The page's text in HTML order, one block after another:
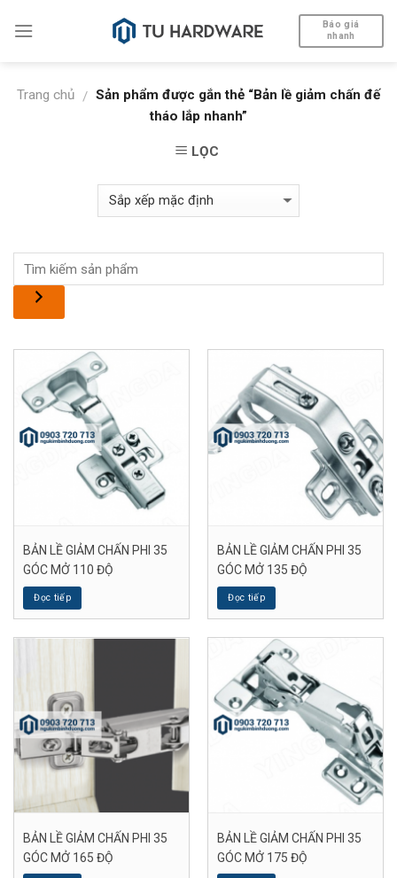
Báo giá
nhanh
Trang chủ / Sản phẩm được gắn thẻ “Bản lề giảm chấn đế
tháo lắp nhanh”
LỌC
BẢN LỀ GIẢM CHẤN PHI 35
GÓC MỞ 110 ĐỘ
Đọc tiếp
BẢN LỀ GIẢM CHẤN PHI 35
GÓC MỞ 135 ĐỘ
Đọc tiếp
BẢN LỀ GIẢM CHẤN PHI 35
GÓC MỞ 165 ĐỘ
BẢN LỀ GIẢM CHẤN PHI 35
GÓC MỞ 175 ĐỘ